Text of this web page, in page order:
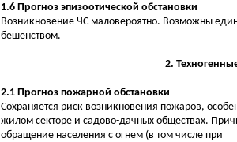
1.6 Прогноз эпизоотической обстановки
Возникновение ЧС маловероятно. Возможны
бешенством.
2.
2.1 Прогноз пожарной обстановки
Сохраняется риск возникновения пожаров,
жилом секторе и садово-дачных обществах.
обращение населения с огнем (в том числе при